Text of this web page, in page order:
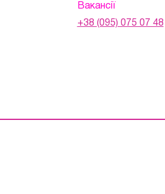
Вакансії
+38 (095) 075 07 48